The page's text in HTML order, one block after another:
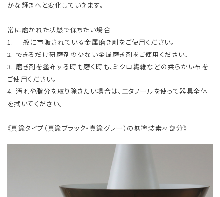
かな輝きへと変化していきます。
常に磨かれた状態で保ちたい場合
1. 一般に市販されている金属磨き剤をご使用ください。
2. できるだけ研磨剤の少ない金属磨き剤をご使用ください。
3. 磨き剤を塗布する時も磨く時も、ミクロ繊維などの柔らかい布を
ご使用ください。
4. 汚れや脂分を取り除きたい場合は、エタノールを使って器具全体
を拭いてください。
《真鍮タイプ（真鍮ブラック・真鍮グレー）の無塗装素材部分》